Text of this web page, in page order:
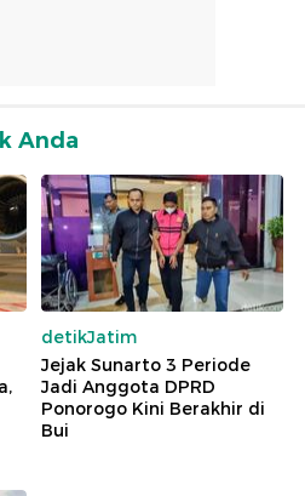
Anda
detikJatim
Jejak Sunarto 3 Periode
Jadi Anggota DPRD
Ponorogo Kini Berakhir di
Bui